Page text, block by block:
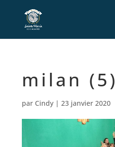
milan (5)
par Cindy| 23 janvier 2020